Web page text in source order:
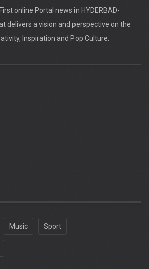
online Portal news in HYDERBAD-
delivers a vision and perspective on the
Inspiration and Pop Culture.
Music Sport